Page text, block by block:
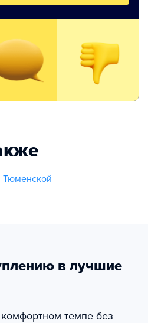
Тюменской
в лучшие
темпе без